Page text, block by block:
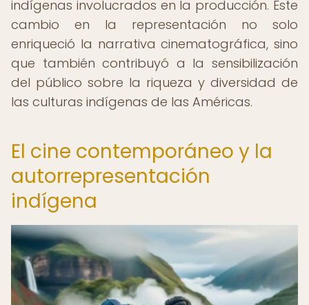
indígenas involucrados en la producción. Este
cambio en la representación no solo
enriqueció la narrativa cinematográfica, sino
que también contribuyó a la sensibilización
del público sobre la riqueza y diversidad de
las culturas indígenas de las Américas.
El cine contemporáneo y la
autorrepresentación
indígena